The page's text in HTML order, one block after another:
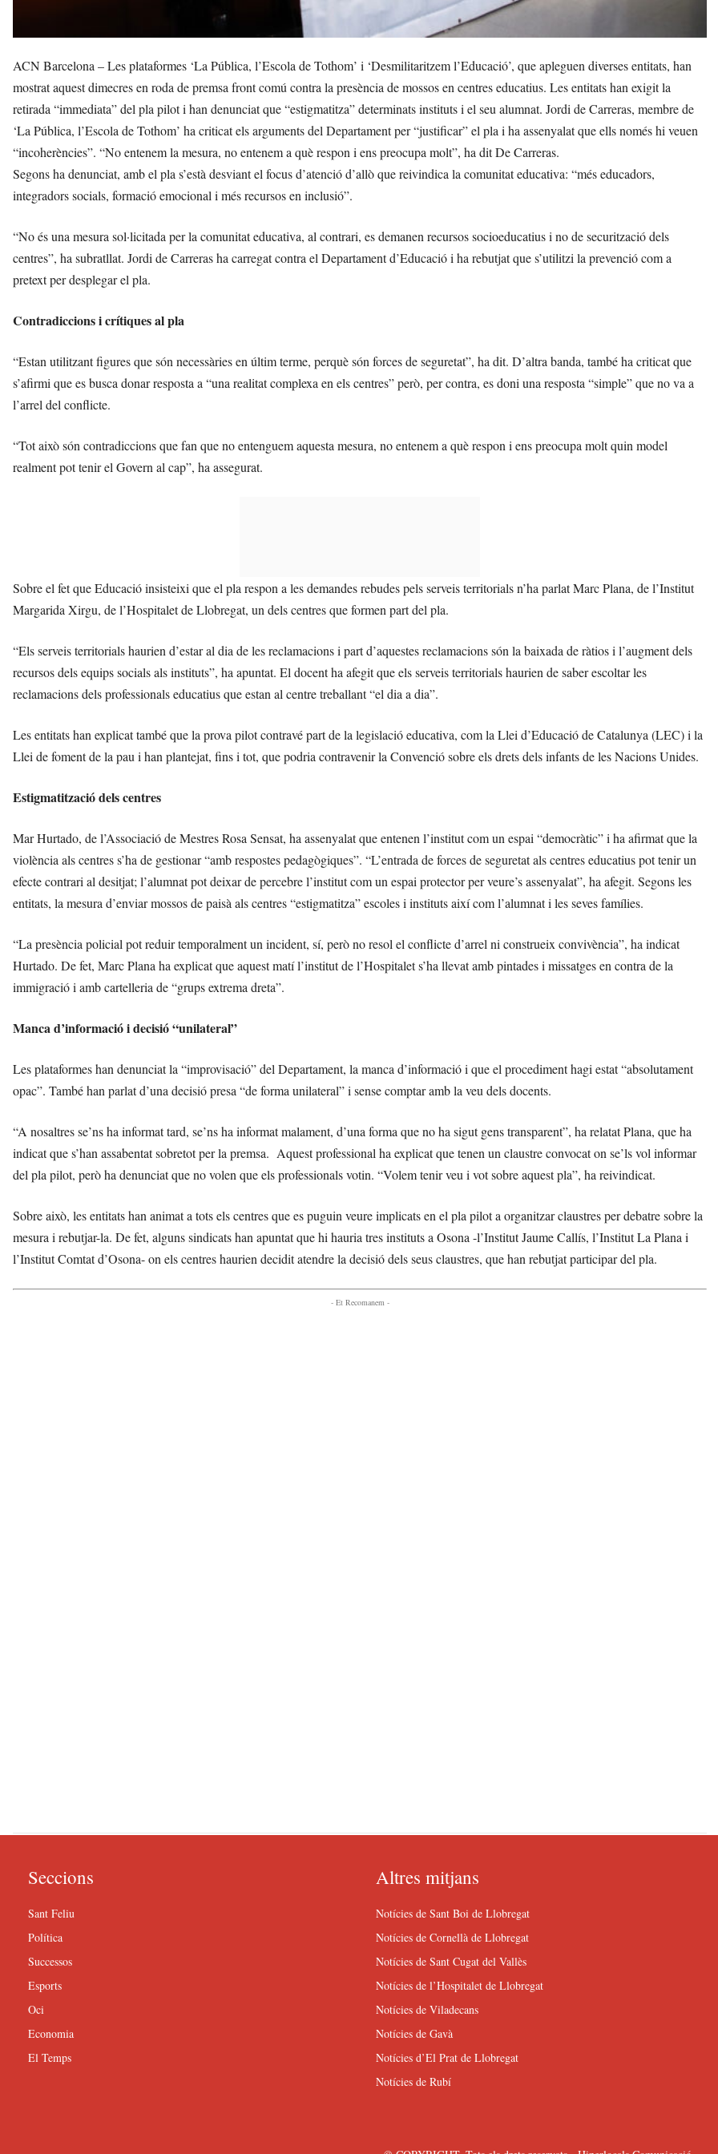
ACN Barcelona – Les plataformes ‘La Pública, l’Escola de Tothom’ i ‘Desmilitaritzem l’Educació’, que apleguen diverses entitats, han
mostrat aquest dimecres en roda de premsa front comú contra la presència de mossos en centres educatius. Les entitats han exigit la
retirada “immediata” del pla pilot i han denunciat que “estigmatitza” determinats instituts i el seu alumnat. Jordi de Carreras, membre de
‘La Pública, l’Escola de Tothom’ ha criticat els arguments del Departament per “justificar” el pla i ha assenyalat que ells només hi veuen
“incoherències”. “No entenem la mesura, no entenem a què respon i ens preocupa molt”, ha dit De Carreras.
Segons ha denunciat, amb el pla s’està desviant el focus d’atenció d’allò que reivindica la comunitat educativa: “més educadors,
integradors socials, formació emocional i més recursos en inclusió”.
“No és una mesura sol·licitada per la comunitat educativa, al contrari, es demanen recursos socioeducatius i no de securització dels
centres”, ha subratllat. Jordi de Carreras ha carregat contra el Departament d’Educació i ha rebutjat que s’utilitzi la prevenció com a
pretext per desplegar el pla.
Contradiccions i crítiques al pla
“Estan utilitzant figures que són necessàries en últim terme, perquè són forces de seguretat”, ha dit. D’altra banda, també ha criticat que
s’afirmi que es busca donar resposta a “una realitat complexa en els centres” però, per contra, es doni una resposta “simple” que no va a
l’arrel del conflicte.
“Tot això són contradiccions que fan que no entenguem aquesta mesura, no entenem a què respon i ens preocupa molt quin model
realment pot tenir el Govern al cap”, ha assegurat.
Sobre el fet que Educació insisteixi que el pla respon a les demandes rebudes pels serveis territorials n’ha parlat Marc Plana, de l’Institut
Margarida Xirgu, de l’Hospitalet de Llobregat, un dels centres que formen part del pla.
“Els serveis territorials haurien d’estar al dia de les reclamacions i part d’aquestes reclamacions són la baixada de ràtios i l’augment dels
recursos dels equips socials als instituts”, ha apuntat. El docent ha afegit que els serveis territorials haurien de saber escoltar les
reclamacions dels professionals educatius que estan al centre treballant “el dia a dia”.
Les entitats han explicat també que la prova pilot contravé part de la legislació educativa, com la Llei d’Educació de Catalunya (LEC) i la
Llei de foment de la pau i han plantejat, fins i tot, que podria contravenir la Convenció sobre els drets dels infants de les Nacions Unides.
Estigmatització dels centres
Mar Hurtado, de l’Associació de Mestres Rosa Sensat, ha assenyalat que entenen l’institut com un espai “democràtic” i ha afirmat que la
violència als centres s’ha de gestionar “amb respostes pedagògiques”. “L’entrada de forces de seguretat als centres educatius pot tenir un
efecte contrari al desitjat; l’alumnat pot deixar de percebre l’institut com un espai protector per veure’s assenyalat”, ha afegit. Segons les
entitats, la mesura d’enviar mossos de paisà als centres “estigmatitza” escoles i instituts així com l’alumnat i les seves famílies.
“La presència policial pot reduir temporalment un incident, sí, però no resol el conflicte d’arrel ni construeix convivència”, ha indicat
Hurtado. De fet, Marc Plana ha explicat que aquest matí l’institut de l’Hospitalet s’ha llevat amb pintades i missatges en contra de la
immigració i amb cartelleria de “grups extrema dreta”.
Manca d’informació i decisió “unilateral”
Les plataformes han denunciat la “improvisació” del Departament, la manca d’informació i que el procediment hagi estat “absolutament
opac”. També han parlat d’una decisió presa “de forma unilateral” i sense comptar amb la veu dels docents.
“A nosaltres se’ns ha informat tard, se’ns ha informat malament, d’una forma que no ha sigut gens transparent”, ha relatat Plana, que ha
indicat que s’han assabentat sobretot per la premsa. Aquest professional ha explicat que tenen un claustre convocat on se’ls vol informar
del pla pilot, però ha denunciat que no volen que els professionals votin. “Volem tenir veu i vot sobre aquest pla”, ha reivindicat.
Sobre això, les entitats han animat a tots els centres que es puguin veure implicats en el pla pilot a organitzar claustres per debatre sobre la
mesura i rebutjar-la. De fet, alguns sindicats han apuntat que hi hauria tres instituts a Osona -l’Institut Jaume Callís, l’Institut La Plana i
l’Institut Comtat d’Osona- on els centres haurien decidit atendre la decisió dels seus claustres, que han rebutjat participar del pla.
- Et Recomanem -
Seccions
Sant Feliu
Política
Successos
Esports
Oci
Economia
El Temps
Altres mitjans
Notícies de Sant Boi de Llobregat
Notícies de Cornellà de Llobregat
Notícies de Sant Cugat del Vallès
Notícies de l’Hospitalet de Llobregat
Notícies de Viladecans
Notícies de Gavà
Notícies d’El Prat de Llobregat
Notícies de Rubí